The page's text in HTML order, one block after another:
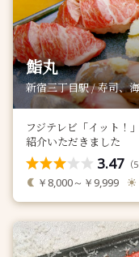
鮨丸
新宿三丁目駅 / 寿司、
フジテレビ「イット！
紹介いただきました
3.47 （
￥8,000～￥9,999